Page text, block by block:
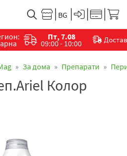
Пт, 7.08
09:00 - 10:00
За дома Препарати
Колор